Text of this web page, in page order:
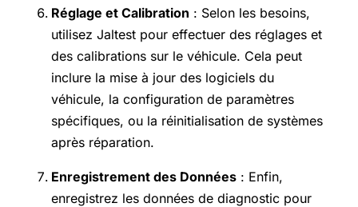
Réglage et Calibration : Selon les besoins,
utilisez Jaltest pour effectuer des réglages et
des calibrations sur le véhicule. Cela peut
inclure la mise à jour des logiciels du
véhicule, la configuration de paramètres
spécifiques, ou la réinitialisation de systèmes
après réparation.
Enregistrement des Données : Enfin,
enregistrez les données de diagnostic pour